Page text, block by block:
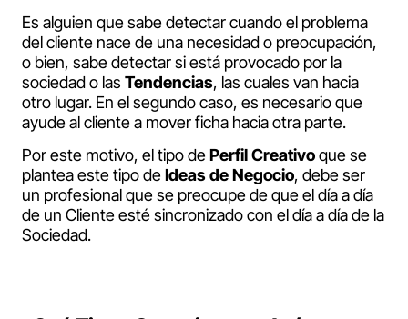
Es alguien que sabe detectar cuando el problema
del cliente nace de una necesidad o preocupación,
o bien, sabe detectar si está provocado por la
sociedad o las Tendencias, las cuales van hacia
otro lugar. En el segundo caso, es necesario que
ayude al cliente a mover ficha hacia otra parte.
Por este motivo, el tipo dePerfil Creativoque se
plantea este tipo deIdeas de Negocio, debe ser
un profesional que se preocupe de que el día a día
de un Cliente esté sincronizado con el día a día de la
Sociedad.